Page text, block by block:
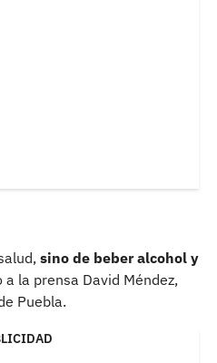
sino de beber alcohol y
a la prensa David Méndez,
Puebla.